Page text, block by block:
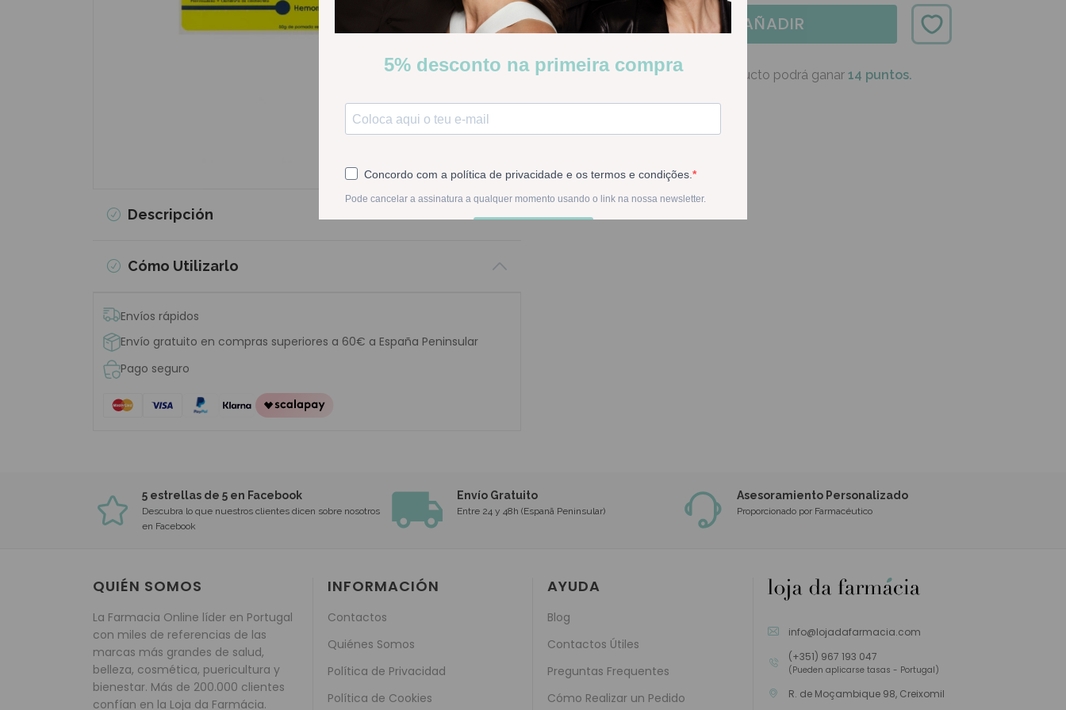
Descripción
Cómo Utilizarlo
Envíos rápidos
Envío gratuito en compras superiores a 60€ a España Peninsular
Pago seguro
+ AÑADIR
En la compra de este producto podrá ganar 14 puntos.
5 estrellas de 5 en Facebook
Descubra lo que nuestros clientes dicen sobre nosotros
en Facebook
Envío Gratuito
Entre 24 y 48h (Espanã Peninsular)
Asesoramiento Personalizado
Proporcionado por Farmacéutico
QUIÉN SOMOS
La Farmacia Online líder en Portugal
con miles de referencias de las
marcas más grandes de salud,
belleza, cosmética, puericultura y
bienestar. Más de 200.000 clientes
confían en la Loja da Farmácia.
INFORMACIÓN
Contactos
Quiénes Somos
Política de Privacidad
Política de Cookies
AYUDA
Blog
Contactos Útiles
Preguntas Frequentes
Cómo Realizar un Pedido
info@lojadafarmacia.com
(+351) 967 193 047
(Pueden aplicarse tasas - Portugal)
R. de Moçambique 98, Creixomil